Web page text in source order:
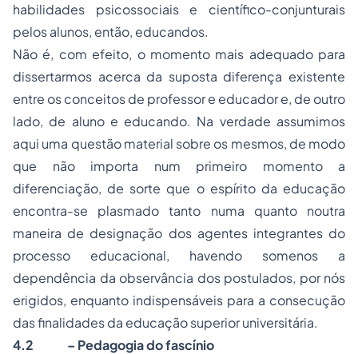
habilidades psicossociais e científico-conjunturais
pelos alunos, então, educandos.
Não é, com efeito, o momento mais adequado para
dissertarmos acerca da suposta diferença existente
entre os conceitos de professor e educador e, de outro
lado, de aluno e educando. Na verdade assumimos
aqui uma questão material sobre os mesmos, de modo
que não importa num primeiro momento a
diferenciação, de sorte que o espírito da educação
encontra-se plasmado tanto numa quanto noutra
maneira de designação dos agentes integrantes do
processo educacional, havendo somenos a
dependência da observância dos postulados, por nós
erigidos, enquanto indispensáveis para a consecução
das finalidades da educação superior universitária.
4.2 – Pedagogia do fascínio